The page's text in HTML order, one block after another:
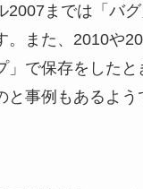
2007までは「バ
。また、2010や
」で保存をした
と事例もあるよう